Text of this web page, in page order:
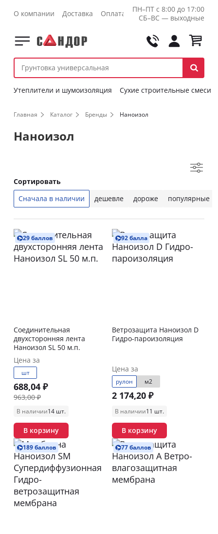
О компании Доставка Оплата Контакты Оптовикам
ПН–ПТ с 8:00 до 17:00
СБ–ВС — выходные
Утеплители и шумоизоляция Сухие строительные смеси
Главная Каталог Бренды Наноизол
Наноизол
Сортировать
Сначала в наличии
дешевле дороже популярные
29 баллов
Соединительная
двухсторонняя лента
Наноизол SL 50 м.п.
Цена за
шт
688,04 ₽
963,00 ₽
В наличии14 шт.
В корзину
92 балла
Ветрозащита Наноизол D
Гидро-пароизоляция
Цена за
рулон м2
2 174,20 ₽
В наличии11 шт.
В корзину
189 баллов 77 баллов